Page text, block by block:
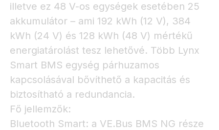
illetve ez 48 V-os egységek esetében 25
akkumulátor – ami 192 kWh (12 V), 384
kWh (24 V) és 128 kWh (48 V) mértékű
energiatárolást tesz lehetővé. Több Lynx
Smart BMS egység párhuzamos
kapcsolásával bővíthető a kapacitás és
biztosítható a redundancia.
Fő jellemzők:
Bluetooth Smart: a VE.Bus BMS NG része